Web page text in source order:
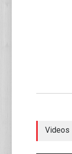
Videos